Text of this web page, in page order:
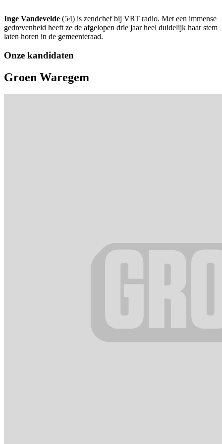
Inge Vandevelde (54) is zendchef bij VRT radio. Met een immense
gedrevenheid heeft ze de afgelopen drie jaar heel duidelijk haar stem
laten horen in de gemeenteraad.
Onze kandidaten
Groen Waregem